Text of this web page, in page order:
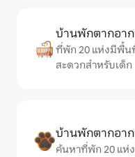
บ้านพักตากอา
ที่พัก 20 แห่งมีพื้น
สะดวกสำหรับเด็ก
บ้านพักตากอาก
ค้นหาที่พัก 20 แห่